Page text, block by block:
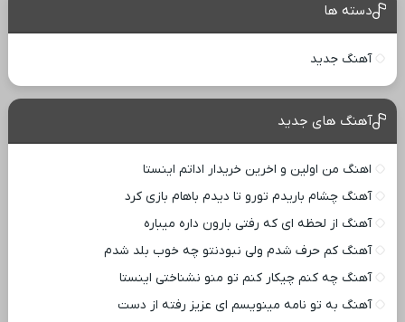
دسته ها
آهنگ جدید
آهنگ های جدید
اهنگ من اولین و اخرین خریدار اداتم اینستا
آهنگ چشام باریدم تورو تا دیدم باهام بازی کرد
آهنگ از لحظه ای که رفتی بارون داره میباره
آهنگ کم حرف شدم ولی نبودنتو چه خوب بلد شدم
آهنگ چه کنم چیکار کنم تو منو نشناختی اینستا
آهنگ به تو نامه مینویسم ای عزیز رفته از دست